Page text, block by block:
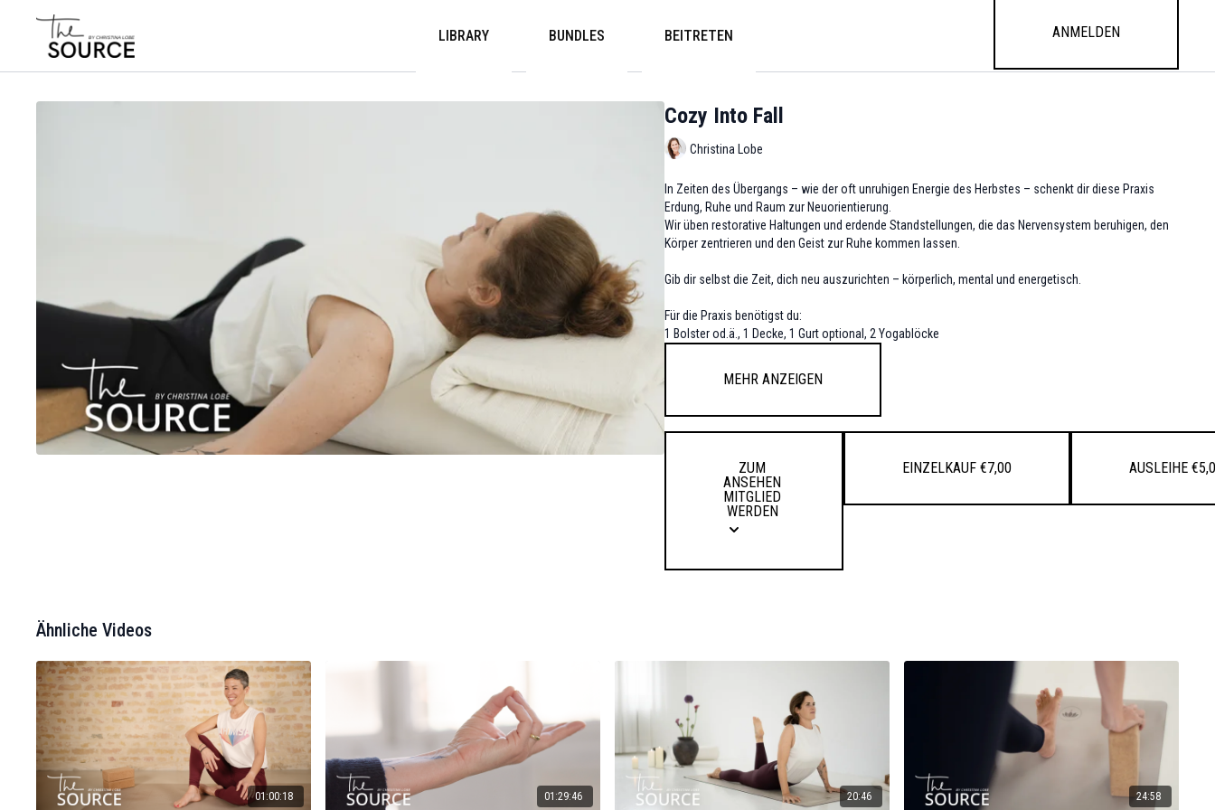
LIBRARY BUNDLES BEITRETEN Anmelden
Cozy Into Fall
Christina Lobe
In Zeiten des Übergangs – wie der oft unruhigen Energie des Herbstes – schenkt dir diese Praxis
Erdung, Ruhe und Raum zur Neuorientierung.
Wir üben restorative Haltungen und erdende Standstellungen, die das Nervensystem beruhigen, den
Körper zentrieren und den Geist zur Ruhe kommen lassen.
Gib dir selbst die Zeit, dich neu auszurichten – körperlich, mental und energetisch.
Für die Praxis benötigst du:
1 Bolster od.ä., 1 Decke, 1 Gurt optional, 2 Yogablöcke
Mehr anzeigen
ZUM
ANSEHEN
MITGLIED
WERDEN
Einzelkauf €7,00 Ausleihe
Ähnliche Videos
01:00:18 01:29:46 20:46 24:58